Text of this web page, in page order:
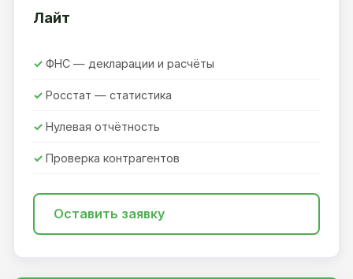
Лайт
ФНС — декларации и расчёты
Росстат — статистика
Нулевая отчётность
Проверка контрагентов
Оставить заявку